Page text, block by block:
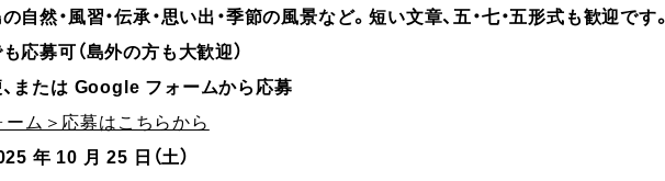
自然・風習・伝承・思い出・季節の風景など。短い文章、五・七・五形式も歓迎です。
応募可（島外の方も大歓迎）
、または Google フォームから応募
ム＞応募はこちらから
年 10 月 25 日（土）